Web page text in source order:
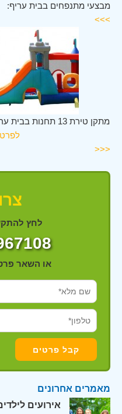
מבצעי מתנפחים בבית עריף:
>>>
מתקן טירת 13 תחנות בבית עריף
<<<
לחץ
או השאר
מאמרים אחרונים
אירועים